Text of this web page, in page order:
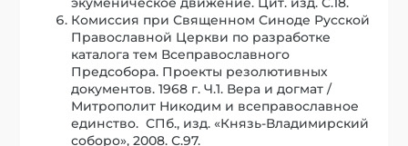
Комиссия при Священном Синоде Русской
Православной Церкви по разработке
каталога тем Всеправославного
Предсобора. Проекты резолютивных
документов. 1968 г. Ч.1. Вера и догмат /
Митрополит Никодим и всеправославное
единство. СПб., изд. «Князь-Владимирский
соборо», 2008. С.97.